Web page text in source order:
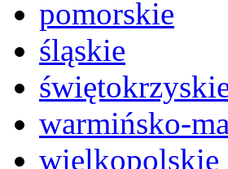
pomorskie
śląskie
warmińsko-
wielkopolskie